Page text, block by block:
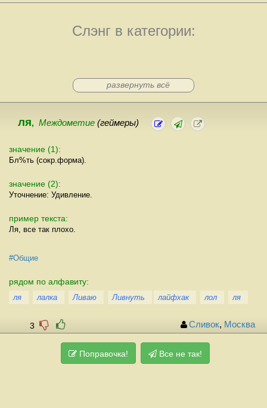
Слэнг в категории:
развернуть всё
ля, Междометие (геймеры)
значение (1):
Бл%ть (сокр.форма).
значение (2):
Уточнение: Удивление.
пример текста:
Ля, все так плохо.
#Общие
рядом по алфавиту:
ля лалка Ливаю Ливнуть лайфхак лол ля
3 Сливок, Москва
Поправочка! Все не так!